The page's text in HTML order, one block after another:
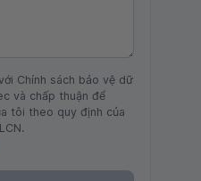
Chính sách bảo vệ dữ
và chấp thuận để
tôi theo quy định của